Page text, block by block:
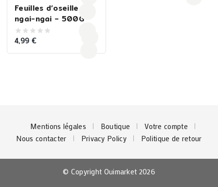
Feuilles d’oseille
ngai-ngai – 500G
0
of
4,99 €
Mentions légales Boutique
Votre compte
Nous contacter
Privacy Policy Politique de retour
© Copyright Ouimarket 2026